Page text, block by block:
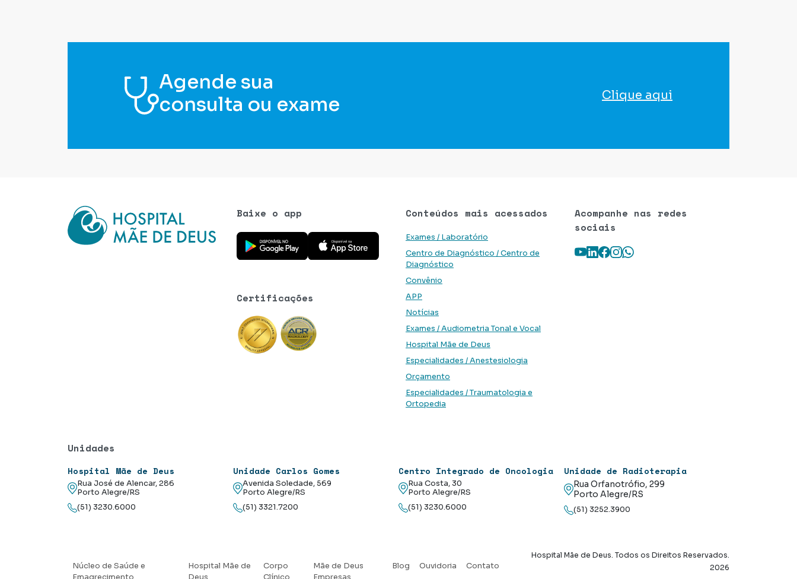
Agende sua
consulta ou exame
Clique aqui
Conteúdos mais acessados
Exames / Laboratório
Centro de Diagnóstico / Centro de
Diagnóstico
Convênio
APP
Notícias
Exames / Audiometria Tonal e Vocal
Hospital Mãe de Deus
Especialidades / Anestesiologia
Orçamento
Especialidades / Traumatologia e
Ortopedia
Baixe o app
Baixe o aplicativo na Google Play Store
Baixe o aplicativo na App Store
Certificações
Acompanhe nas redes
sociais
Youtube
LinkedIn
Facebook
Instagram
WhatsApp
Unidades
Hospital Mãe de Deus
Rua José de Alencar, 286
Porto Alegre/RS
(51) 3230.6000
Unidade Carlos Gomes
Avenida Soledade, 569
Porto Alegre/RS
(51) 3321.7200
Centro Integrado de Oncologia
Rua Costa, 30
Porto Alegre/RS
(51) 3230.6000
Unidade de Radioterapia
Rua Orfanotrófio, 299
Porto Alegre/RS
(51) 3252.3900
Núcleo de Saúde e
Hospital Mãe de
Corpo
Mãe de Deus
Blog Ouvidoria Contato
Hospital Mãe de Deus. Todos os Direitos Reservados.
2026